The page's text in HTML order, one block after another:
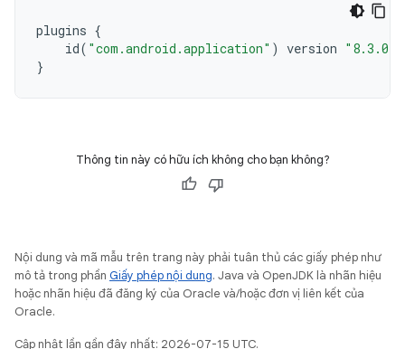
plugins {
id( "com.android.application" ) version "8.3.0"
}
Thông tin này có hữu ích không cho bạn không?
Nội dung và mã mẫu trên trang này phải tuân thủ các giấy phép như
mô tả trong phần Giấy phép nội dung. Java và OpenJDK là nhãn hiệu
hoặc nhãn hiệu đã đăng ký của Oracle và/hoặc đơn vị liên kết của
Oracle.
Cập nhật lần gần đây nhất: 2026-07-15 UTC.